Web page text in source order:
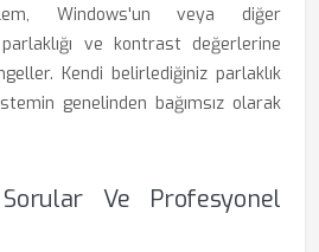
Windows'un veya diğer
ve kontrast değerlerine
Kendi belirlediğiniz parlaklık
genelinden bağımsız olarak
Ve Profesyonel